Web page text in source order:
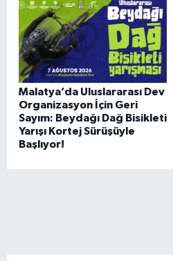
Malatya’da Uluslararası Dev
Organizasyon İçin Geri
Sayım: Beydağı Dağ Bisikleti
Yarışı Kortej Sürüşüyle
Başlıyor!